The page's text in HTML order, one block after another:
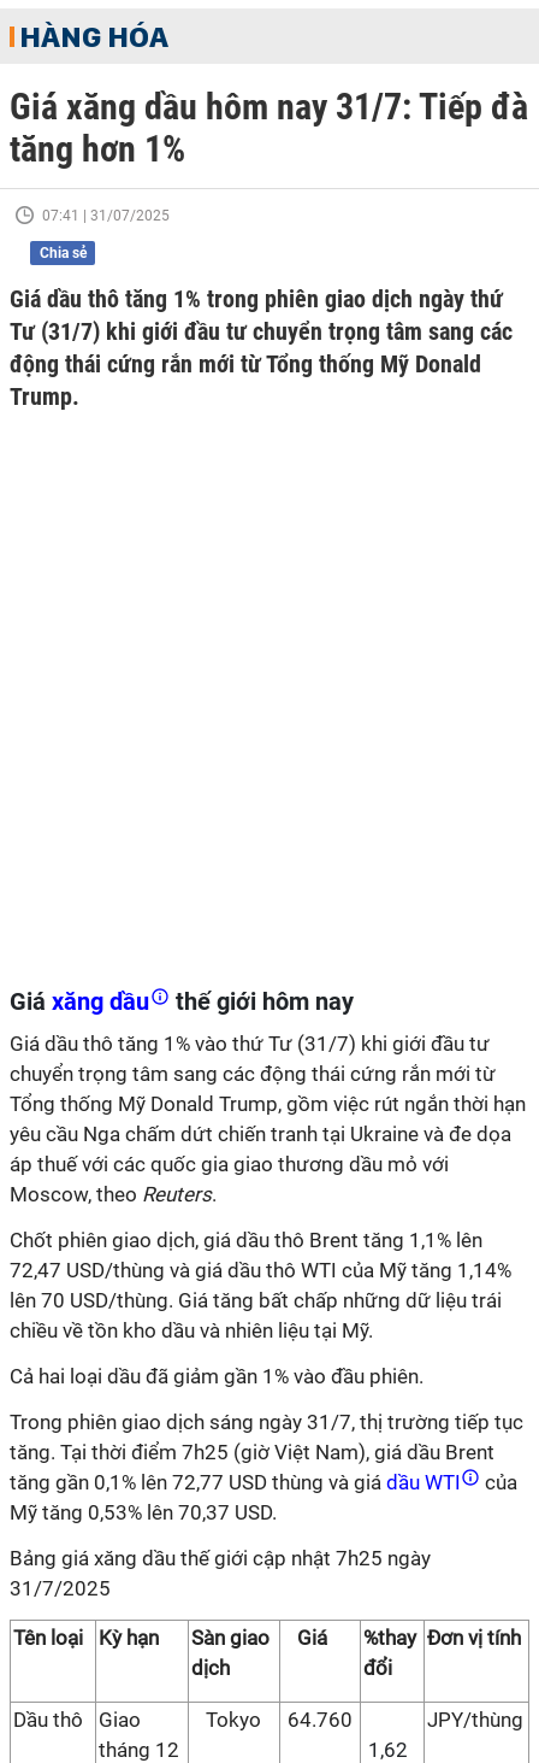
HÀNG HÓA
Giá xăng dầu hôm nay 31/7: Tiếp đà
tăng hơn 1%
07:41 | 31/07/2025
Chia sẻ
Giá dầu thô tăng 1% trong phiên giao dịch ngày thứ
Tư (31/7) khi giới đầu tư chuyển trọng tâm sang các
động thái cứng rắn mới từ Tổng thống Mỹ Donald
Trump.
Giá xăng dầu thế giới hôm nay
Giá dầu thô tăng 1% vào thứ Tư (31/7) khi giới đầu tư
chuyển trọng tâm sang các động thái cứng rắn mới từ
Tổng thống Mỹ Donald Trump, gồm việc rút ngắn thời hạn
yêu cầu Nga chấm dứt chiến tranh tại Ukraine và đe dọa
áp thuế với các quốc gia giao thương dầu mỏ với
Moscow, theo Reuters.
Chốt phiên giao dịch, giá dầu thô Brent tăng 1,1% lên
72,47 USD/thùng và giá dầu thô WTI của Mỹ tăng 1,14%
lên 70 USD/thùng. Giá tăng bất chấp những dữ liệu trái
chiều về tồn kho dầu và nhiên liệu tại Mỹ.
Cả hai loại dầu đã giảm gần 1% vào đầu phiên.
Trong phiên giao dịch sáng ngày 31/7, thị trường tiếp tục
tăng. Tại thời điểm 7h25 (giờ Việt Nam), giá dầu Brent
tăng gần 0,1% lên 72,77 USD thùng và giá dầu WTI
của
Mỹ tăng 0,53% lên 70,37 USD.
Bảng giá xăng dầu thế giới cập nhật 7h25 ngày
31/7/2025
Tên loại Kỳ hạn
Sàn giao
dịch
Giá
%thay
đổi
Đơn vị tính
Dầu thô
Giao
tháng 12
Tokyo
64.760
1,62
JPY/thùng